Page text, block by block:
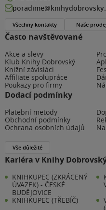
Často navštěvované
Akce a slevy
Klub Knihy Dobrovský
Knižní závisláci
Affiliate spolupráce
Poukazy pro firmy
Dodací podmínky
Platební metody
Obchodní podmínky
Ochrana osobních údajů
Vše důležité
Kariéra v Knihy
KNIHKUPEC (ZKRÁCENÝ
ÚVAZEK) - ČESKÉ
BUDĚJOVICE
KNIHKUPEC (TŘEBÍČ)
Všechny kontakty Naše